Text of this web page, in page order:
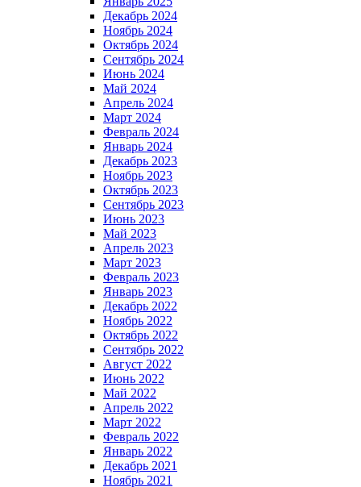
Декабрь 2024
Ноябрь 2024
Октябрь 2024
Сентябрь 2024
Июнь 2024
Май 2024
Апрель 2024
Март 2024
Февраль 2024
Январь 2024
Декабрь 2023
Ноябрь 2023
Октябрь 2023
Сентябрь 2023
Июнь 2023
Май 2023
Апрель 2023
Март 2023
Февраль 2023
Январь 2023
Декабрь 2022
Ноябрь 2022
Октябрь 2022
Сентябрь 2022
Август 2022
Июнь 2022
Май 2022
Апрель 2022
Март 2022
Февраль 2022
Январь 2022
Декабрь 2021
Ноябрь 2021